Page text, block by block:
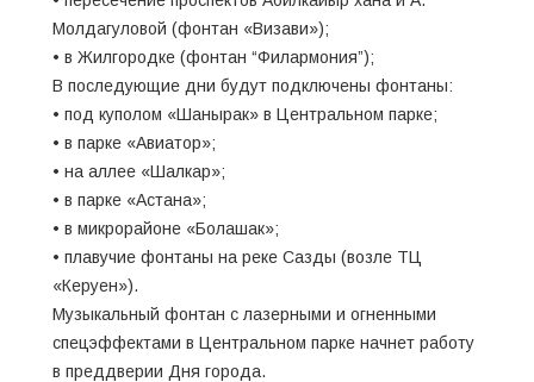
Молдагуловой (фонтан «Визави»);
• ⁠в Жилгородке (фонтан “Филармония”);
В последующие дни будут подключены фонтаны:
• под куполом «Шанырак» в Центральном парке;
• в парке «Авиатор»;
• на аллее «Шалкар»;
• в парке «Астана»;
• в микрорайоне «Болашак»;
• плавучие фонтаны на реке Сазды (возле ТЦ
«Керуен»).
Музыкальный фонтан с лазерными и огненными
спецэффектами в Центральном парке начнет работу
в преддверии Дня города.